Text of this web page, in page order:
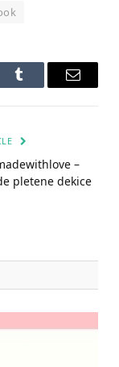
Tumblr Email
–
pletene dekice